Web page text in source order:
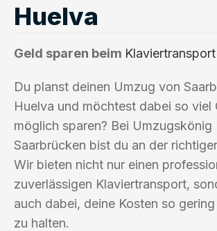
Huelva
Geld sparen beim Klaviertransport
Du planst deinen Umzug von
Huelva und möchtest dabei so viel
möglich sparen? Bei Umzugskönig
Saarbrücken bist du an der
Wir bieten nicht nur einen
zuverlässigen Klaviertransport,
auch dabei, deine Kosten so
zu halten.